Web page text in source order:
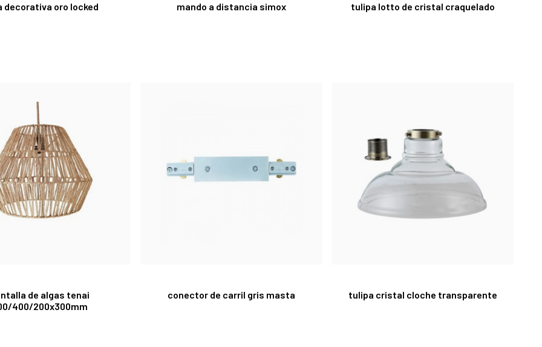
decorativa oro locked mando a distancia simox tulipa lotto de cristal craquelado
de algas tenai
400/200x300mm
conector de carril gris masta tulipa cristal cloche transparente